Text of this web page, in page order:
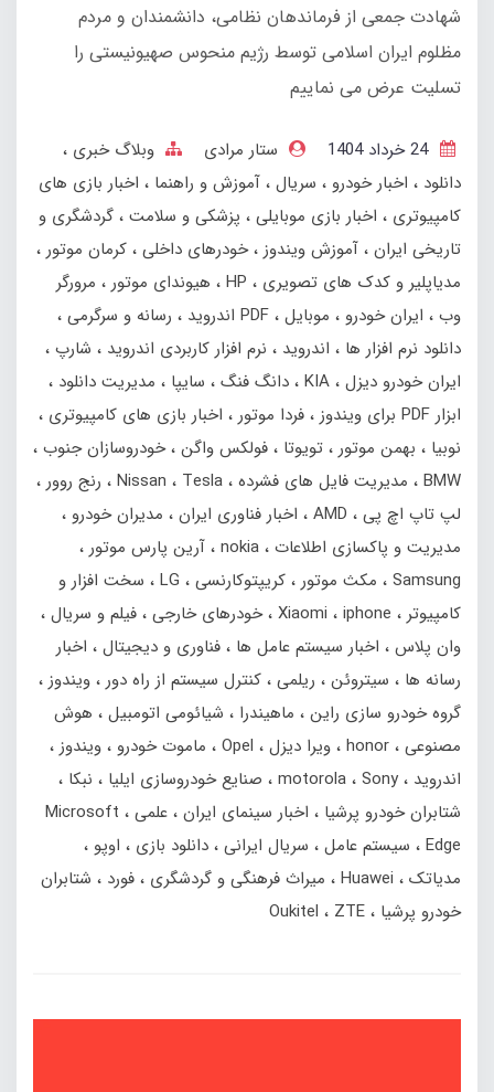
شهادت جمعی از فرماندهان نظامی، دانشمندان و مردم
مظلوم ایران اسلامی توسط رژیم منحوس صهیونیستی را
تسلیت عرض می نماییم
24 خرداد 1404 ستار مرادی
وبلاگ خبری
دانلود
اخبار خودرو سریال آموزش و راهنما
اخبار بازی های
کامپیوتری
اخبار بازی موبایلی پزشکی و سلامت گردشگری و
تاریخی ایران آموزش ویندوز خودرهای داخلی کرمان موتور
مدیاپلیر و کدک های تصویری
HP هیوندای موتور
مرورگر
وب
ایران خودرو موبایل PDF اندروید
رسانه و سرگرمی
دانلود نرم افزار ها
اندروید نرم افزار کاربردی اندروید
شارپ
ایران خودرو دیزل KIA دانگ فنگ سایپا
مدیریت دانلود
ابزار PDF برای ویندوز
فردا موتور
اخبار بازی های کامپیوتری
نوبیا
بهمن‌ موتور تویوتا فولکس واگن خودروسازان جنوب
BMW
مدیریت فایل های فشرده Nissan Tesla
رنج‌ روور
لپ تاپ اچ پی
AMD اخبار فناوری ایران
مدیران خودرو
مدیریت و پاکسازی اطلاعات nokia آرین پارس موتور
Samsung
مکث موتور کریپتوکارنسی LG
سخت افزار و
کامپیوتر
Xiaomi iphone خودرهای خارجی فیلم و سریال
وان پلاس
اخبار سیستم عامل ها فناوری و دیجیتال
اخبار
رسانه ها
سیتروئن ریلمی کنترل سیستم از راه دور ویندوز
گروه خودرو سازی راین
ماهیندرا شیائومی اتومبیل
هوش
مصنوعی honor ویرا دیزل Opel ماموت خودرو
ویندوز
اندروید
motorola Sony صنایع خودروسازی ایلیا
نبکا
شتابران خودرو پرشیا
اخبار سینمای ایران علمی
Microsoft
Edge
سیستم عامل سریال ایرانی دانلود بازی
اوپو
مدیاتک
Huawei میراث فرهنگی و گردشگری فورد
شتابران
خودرو پرشیا
Oukitel ZTE